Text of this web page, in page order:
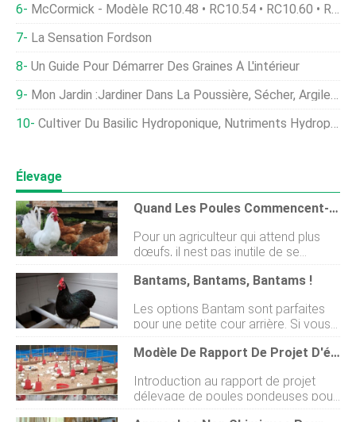
McCormick - Modèle RC10.48 • RC10.54 • RC10.60 • RC10.72 - Fraise Rotative À Une Broche
La Sensation Fordson
Un Guide Pour Démarrer Des Graines À L'intérieur
Mon Jardin :jardiner Dans La Poussière, Sécher, Argile, Roches Et Gravier
Cultiver Du Basilic Hydroponique, Nutriments Hydroponiques Au Basilic
Élevage
Quand Les Poules Commencent-Elles À Pondre Régulièrement ?
Pour un agriculteur qui attend plus
dœufs, il nest pas inutile de se
demander quand vos poules vont
commencer à pondre régulièrement.
alors cet article contient tout ce que
vous devez savoir sur ce sujet. Aussi,
vous trouverez des réponses à
dautres questions sur les œufs de
article, combien doeufs pond une
poule en une semaine , nous vous
avons apporté des détails sur le
Bantams, Bantams, Bantams !
Les options Bantam sont parfaites
pour une petite cour arrière. Si vous
navez pas beaucoup de place pour
un troupeau de grande taille, alors les
solution à vos problèmes de volaille !
Les arrière-cours du monde entier
ont profité des avantages des races
Modèle De Rapport De Projet D'élevage En Couches Pour 500 Oiseaux
Introduction au rapport de projet
délevage de poules pondeuses pour
500 oiseaux Lélevage de poules